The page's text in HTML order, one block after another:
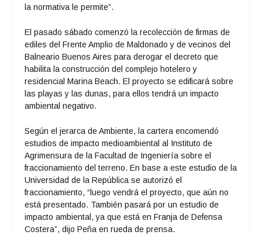
la normativa le permite”.
El pasado sábado comenzó la recolección de firmas de
ediles del Frente Amplio de Maldonado y de vecinos del
Balneario Buenos Aires para derogar el decreto que
habilita la construcción del complejo hotelero y
residencial Marina Beach. El proyecto se edificará sobre
las playas y las dunas, para ellos tendrá un impacto
ambiental negativo.
Según el jerarca de Ambiente, la cartera encomendó
estudios de impacto medioambiental al Instituto de
Agrimensura de la Facultad de Ingeniería sobre el
fraccionamiento del terreno. En base a este estudio de la
Universidad de la República se autorizó el
fraccionamiento, “luego vendrá el proyecto, que aún no
está presentado. También pasará por un estudio de
impacto ambiental, ya que está en Franja de Defensa
Costera”, dijo Peña en rueda de prensa.